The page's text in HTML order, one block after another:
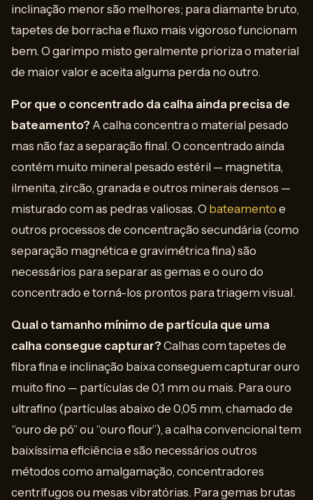
inclinação menor são melhores; para diamante bruto,
tapetes de borracha e fluxo mais vigoroso funcionam
bem. O garimpo misto geralmente prioriza o material
de maior valor e aceita alguma perda no outro.
Por que o concentrado da calha ainda precisa de
bateamento?A calha concentra o material pesado
mas não faz a separação final. O concentrado ainda
contém muito mineral pesado estéril — magnetita,
ilmenita, zircão, granada e outros minerais densos —
misturado com as pedras valiosas. O bateamento e
outros processos de concentração secundária (como
separação magnética e gravimétrica fina) são
necessários para separar as gemas e o ouro do
concentrado e torná-los prontos para triagem visual.
Qual o tamanho mínimo de partícula que uma
calha consegue capturar?Calhas com tapetes de
fibra fina e inclinação baixa conseguem capturar ouro
muito fino — partículas de 0,1 mm ou mais. Para ouro
ultrafino (partículas abaixo de 0,05 mm, chamado de
“ouro de pó” ou “ouro flour”), a calha convencional tem
baixíssima eficiência e são necessários outros
métodos como amalgamação, concentradores
centrífugos ou mesas vibratórias. Para gemas brutas